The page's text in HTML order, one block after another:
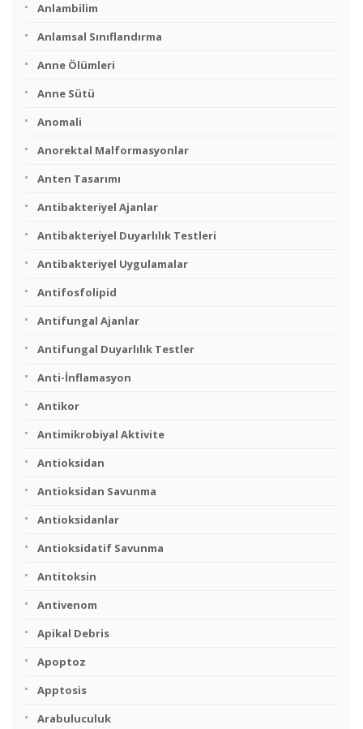
Anlambilim
Anlamsal Sınıflandırma
Anne Ölümleri
Anne Sütü
Anomali
Anorektal Malformasyonlar
Anten Tasarımı
Antibakteriyel Ajanlar
Antibakteriyel Duyarlılık Testleri
Antibakteriyel Uygulamalar
Antifosfolipid
Antifungal Ajanlar
Antifungal Duyarlılık Testler
Anti-İnflamasyon
Antikor
Antimikrobiyal Aktivite
Antioksidan
Antioksidan Savunma
Antioksidanlar
Antioksidatif Savunma
Antitoksin
Antivenom
Apikal Debris
Apoptoz
Apptosis
Arabuluculuk